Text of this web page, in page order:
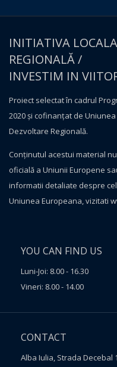
INITIATIVA
REGIONALĂ /
INVESTIM IN
Proiect selectat în cadrul
2020 și cofinanțat de
Dezvoltare Regională.
Conţinutul acestui material
oficială a Uniunii Europene
informatii detaliate despre
Uniunea Europeana, vizitati
YOU CAN FIND US
Luni-Joi: 8.00 - 16.30
Vineri: 8.00 - 14.00
CONTACT
Alba Iulia, Strada Decebal